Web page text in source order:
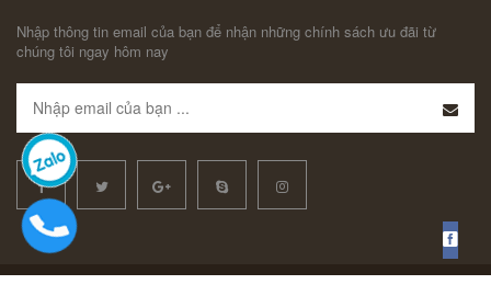
Nhập thông tin email của bạn để nhận những chính sách ưu đãi từ
chúng tôi ngay hôm nay